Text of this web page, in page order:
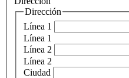
Dirección
Línea 1
Línea 1
Línea 2
Línea 2
Ciudad